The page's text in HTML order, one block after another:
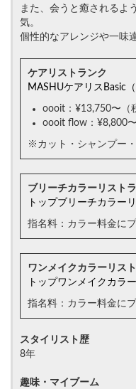
また、会うと癒されるよ
気。
個性的なアレンジや一味
ケアリストランク
MASHUケアリスBasic
oooit：¥13,750〜（
oooit flow：¥8,800〜
※カット・シャンプー
ブリーチカラーリスト
トップブリーチカラー
指名料：カラー料金に
ワンメイクカラーリス
トップワンメイクカラ
指名料：カラー料金に
スタイリスト歴
8年
趣味・マイブーム